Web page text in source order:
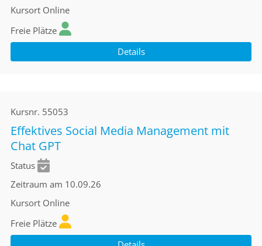
Kursort Online
Freie Plätze
Details
Kursnr. 55053
Effektives Social Media Management mit
Chat GPT
Status
Zeitraum am 10.09.26
Kursort Online
Freie Plätze